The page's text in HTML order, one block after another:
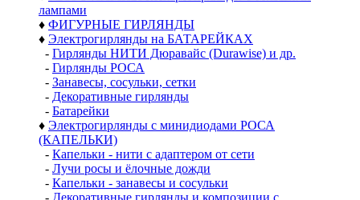
лампами
♦ ФИГУРНЫЕ ГИРЛЯНДЫ
♦ Электрогирлянды на БАТАРЕЙКАХ
- Гирлянды НИТИ Дюравайс (Durawise) и др.
- Гирлянды РОСА
- Занавесы, сосульки, сетки
- Декоративные гирлянды
- Батарейки
♦ Электрогирлянды с минидиодами РОСА
(КАПЕЛЬКИ)
- Капельки - нити с адаптером от сети
- Лучи росы и ёлочные дожди
- Капельки - занавесы и сосульки
- Декоративные гирлянды и композиции с